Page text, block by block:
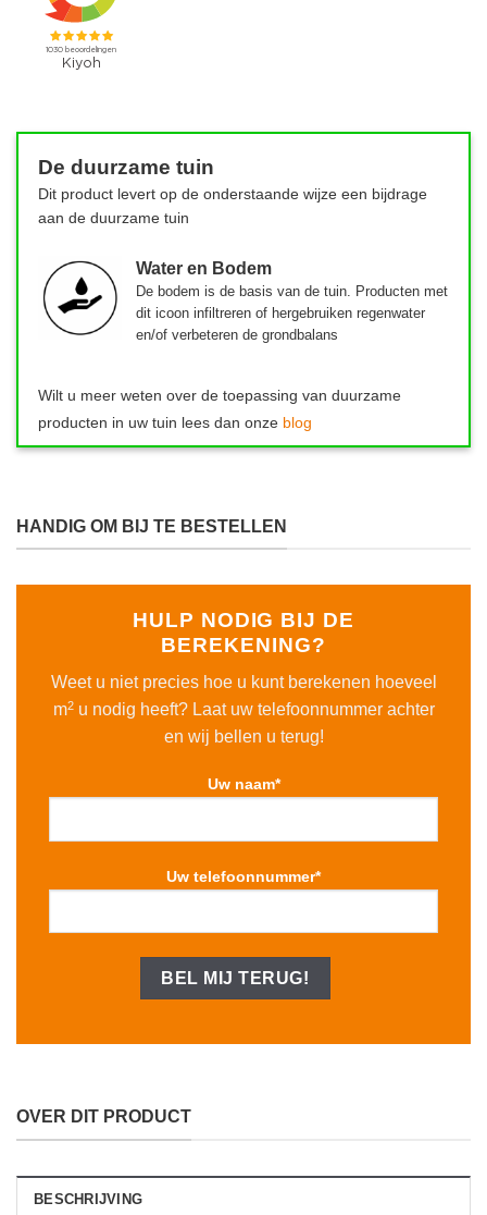
De duurzame tuin
Dit product levert op de onderstaande wijze een bijdrage
aan de duurzame tuin
Water en Bodem
De bodem is de basis van de tuin.
Producten met
dit icoon infiltreren of hergebruiken regenwater
en/of verbeteren de grondbalans
Wilt u meer weten over de toepassing van duurzame
producten in uw tuin lees dan onze blog
HANDIG OM BIJ TE BESTELLEN
HULP NODIG BIJ DE
BEREKENING?
Weet u niet precies hoe u kunt berekenen hoeveel
m2u nodig heeft? Laat uw telefoonnummer achter
en wij bellen u terug!
Uw naam*
Uw telefoonnummer*
OVER DIT PRODUCT
BESCHRIJVING